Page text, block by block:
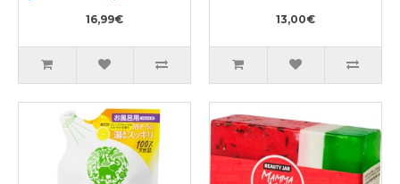
16,99€ 13,00€